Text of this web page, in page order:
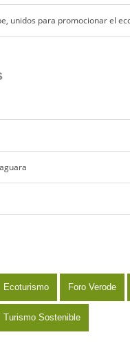
unidos para promocionar el
Ecoturismo Foro Verode
Turismo Sostenible